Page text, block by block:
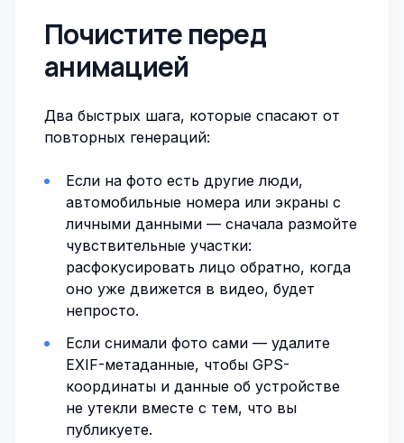
Почистите перед
анимацией
Два быстрых шага, которые спасают от
повторных генераций:
Если на фото есть другие люди,
автомобильные номера или экраны с
личными данными — сначала размойте
чувствительные участки:
расфокусировать лицо обратно, когда
оно уже движется в видео, будет
непросто.
Если снимали фото сами — удалите
EXIF-метаданные, чтобы GPS-
координаты и данные об устройстве
не утекли вместе с тем, что вы
публикуете.